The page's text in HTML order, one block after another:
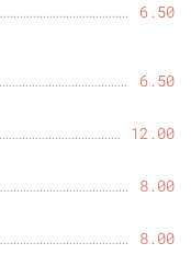
6.50
6.50
12.00
8.00
8.00